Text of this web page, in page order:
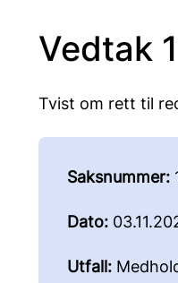
Vedtak
Tvist om rett til
Saksnummer:
Dato:
Utfall: